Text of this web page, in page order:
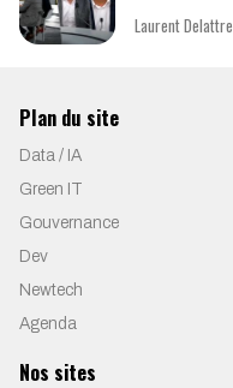
Laurent Delattre
Plan du site
Data / IA
Green IT
Gouvernance
Dev
Newtech
Agenda
Nos sites